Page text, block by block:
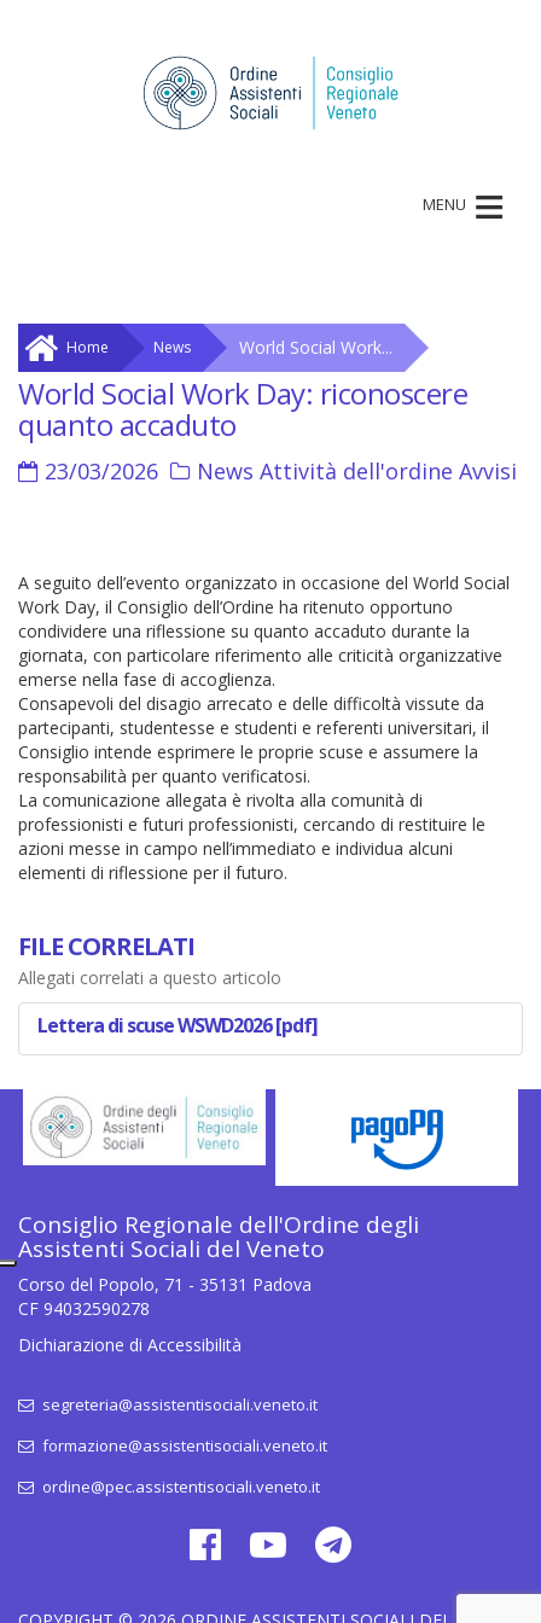
MENU ≡
Home News World Social Work...
World Social Work Day: riconoscere
quanto accaduto
23/03/2026 News Attività dell'ordine Avvisi
A seguito dell’evento organizzato in occasione del World Social
Work Day, il Consiglio dell’Ordine ha ritenuto opportuno
condividere una riflessione su quanto accaduto durante la
giornata, con particolare riferimento alle criticità organizzative
emerse nella fase di accoglienza.
Consapevoli del disagio arrecato e delle difficoltà vissute da
partecipanti, studentesse e studenti e referenti universitari, il
Consiglio intende esprimere le proprie scuse e assumere la
responsabilità per quanto verificatosi.
La comunicazione allegata è rivolta alla comunità di
professionisti e futuri professionisti, cercando di restituire le
azioni messe in campo nell’immediato e individua alcuni
elementi di riflessione per il futuro.
FILE CORRELATI
Allegati correlati a questo articolo
Lettera di scuse WSWD2026 [pdf]
Consiglio Regionale dell'Ordine degli
Assistenti Sociali del Veneto
Corso del Popolo, 71 - 35131 Padova
CF 94032590278
Dichiarazione di Accessibilità
segreteria@assistentisociali.veneto.it
formazione@assistentisociali.veneto.it
ordine@pec.assistentisociali.veneto.it